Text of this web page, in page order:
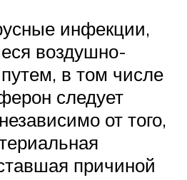
инфекции,
воздушно-
в том числе
следует
от того,
причиной